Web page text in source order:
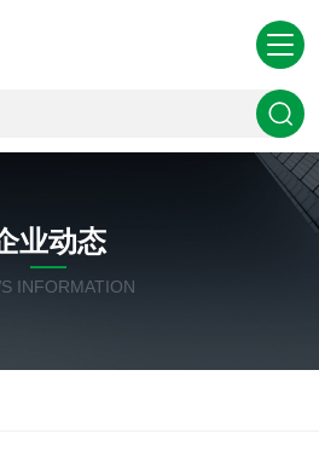
业动态
INFORMATION